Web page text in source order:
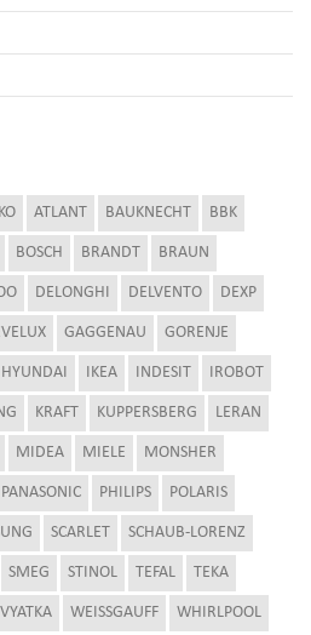
ATLANT BAUKNECHT BBK
BOSCH BRANDT BRAUN
DELONGHI DELVENTO DEXP
GAGGENAU GORENJE
HYUNDAI IKEA INDESIT IROBOT
KRAFT KUPPERSBERG LERAN
MIDEA MIELE MONSHER
PANASONIC PHILIPS POLARIS
SCARLET SCHAUB-LORENZ
SMEG STINOL TEFAL TEKA
VYATKA WEISSGAUFF WHIRLPOOL